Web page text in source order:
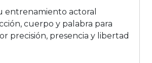
entrenamiento actoral
cuerpo y palabra para
precisión, presencia y libertad